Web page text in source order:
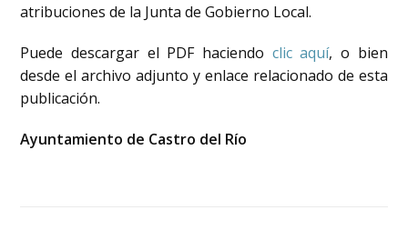
atribuciones de la Junta de Gobierno Local.
Puede descargar el PDF haciendo clic aquí, o bien
desde el archivo adjunto y enlace relacionado de esta
publicación.
Ayuntamiento de Castro del Río